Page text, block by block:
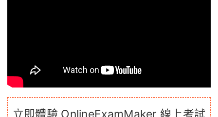
立即體驗 OnlineExamMaker 線上考試